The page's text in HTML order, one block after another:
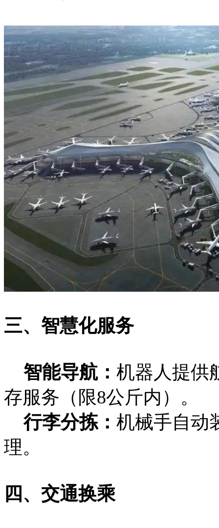
三、智慧化服务
‌智能导航‌： 机器人提供
存服务（限8公斤内）。
‌行李分拣‌： 机械手自动
理。
四、交通换乘